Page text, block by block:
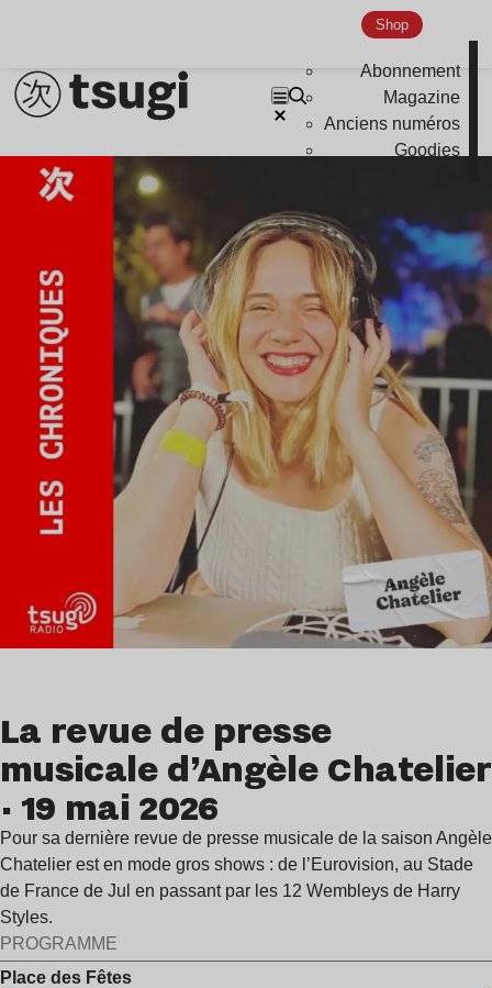
Shop
Abonnement
Magazine
Anciens numéros
Goodies
La revue de presse
musicale d’Angèle Chatelier
· 19 mai 2026
Pour sa dernière revue de presse musicale de la saison Angèle
Chatelier est en mode gros shows : de l’Eurovision, au Stade
de France de Jul en passant par les 12 Wembleys de Harry
Styles.
PROGRAMME
Place des Fêtes